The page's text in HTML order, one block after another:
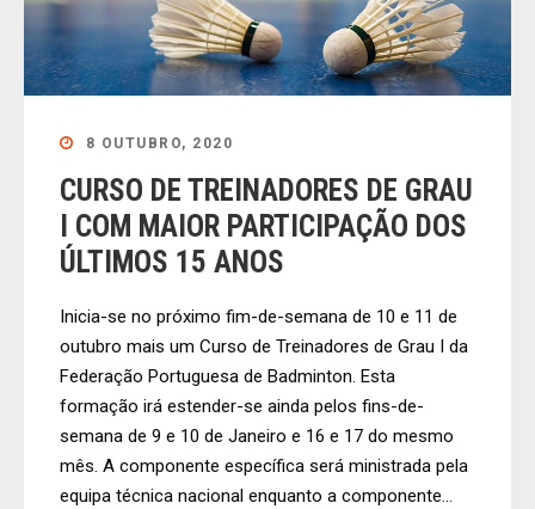
8 OUTUBRO, 2020
CURSO DE TREINADORES DE GRAU
I COM MAIOR PARTICIPAÇÃO DOS
ÚLTIMOS 15 ANOS
Inicia-se no próximo fim-de-semana de 10 e 11 de
outubro mais um Curso de Treinadores de Grau I da
Federação Portuguesa de Badminton. Esta
formação irá estender-se ainda pelos fins-de-
semana de 9 e 10 de Janeiro e 16 e 17 do mesmo
mês. A componente específica será ministrada pela
equipa técnica nacional enquanto a componente...